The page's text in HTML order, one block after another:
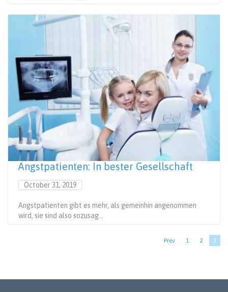
Angstpatienten: In bester Gesellschaft
October 31, 2019
Angstpatienten gibt es mehr, als gemeinhin angenommen
wird, sie sind also sozusag...
Vorherige
Prev Seite
1 Seite
2
Seite
3